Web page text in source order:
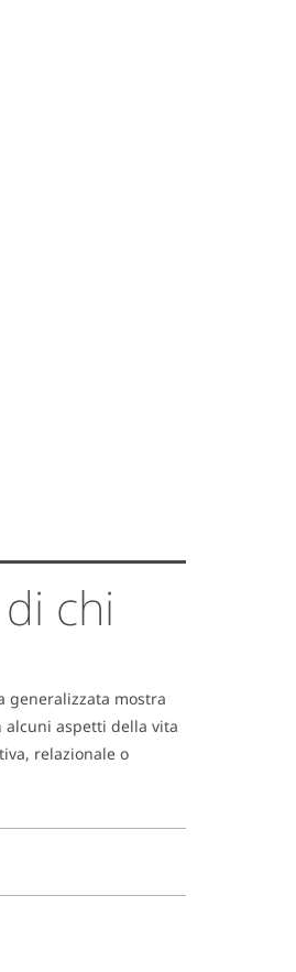
chi
generalizzata mostra
aspetti della vita
relazionale o